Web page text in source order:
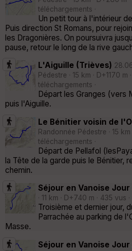
téléchargements ·
Un petit tour à l'intérieur
Puis direction St Romans, pour
les Dragonières. On poursuivra
pause, retour le long de la rive
L'Aiguille (Trièves)
Pédestre · 15 km · D+1170 m
téléchargements ·
Départ les Granges (vers
puis l'Aiguille.
Le Bénitier voisin de
Randonnée Pédestre · 15 km
téléchargements ·
Départ de Pellafol
la Tête de la garde puis le Bénitier,
chemin.
Séjour en Vanoise Jour
· 11 km · D+740 m · 435 vus
Troisième et dernier jour,
Parrachée au parking de
Masse.
Séjour en Vanoise Jour